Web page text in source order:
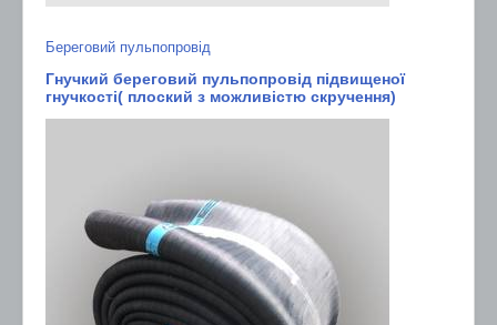
Береговий пульпопровід
Гнучкий береговий пульпопровід підвищеної
гнучкості( плоский з можливістю скручення)